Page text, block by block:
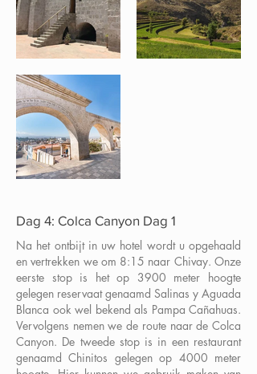
Dag 4: Colca Canyon Dag 1
Na het ontbijt in uw hotel wordt u opgehaald
en vertrekken we om 8:15 naar Chivay. Onze
eerste stop is het op 3900 meter hoogte
gelegen reservaat genaamd Salinas y Aguada
Blanca ook wel bekend als Pampa Cañahuas.
Vervolgens nemen we de route naar de Colca
Canyon. De tweede stop is in een restaurant
genaamd Chinitos gelegen op 4000 meter